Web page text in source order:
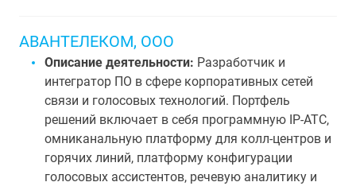
АВАНТЕЛЕКОМ, ООО
Описание деятельности: Разработчик и
интегратор ПО в сфере корпоративных сетей
связи и голосовых технологий. Портфель
решений включает в себя программную IP-АТС,
омниканальную платформу для колл-центров и
горячих линий, платформу конфигурации
голосовых ассистентов, речевую аналитику и